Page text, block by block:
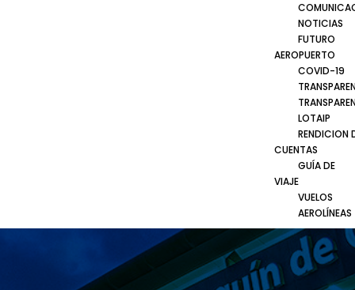
NOTICIAS
FUTURO
AEROPUERTO
COVID-19
LOTAIP
RENDICION
CUENTAS
GUÍA DE
VIAJE
VUELOS
AEROLÍNEAS